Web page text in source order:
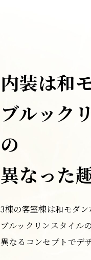
内装は和
ブルック
の
異なった
3棟の客室棟は和モダン
ブルックリンスタイル
異なるコンセプトでデ